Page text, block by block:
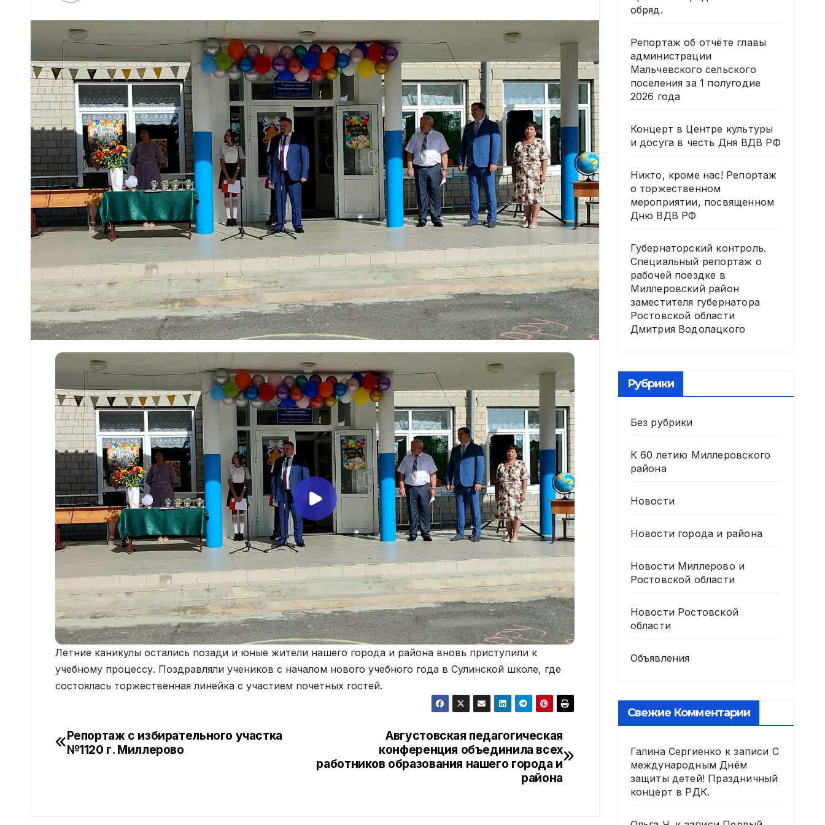
Летние каникулы остались позади и юные жители нашего города и района вновь приступили к
учебному процессу. Поздравляли учеников с началом нового учебного года в Сулинской школе, где
состоялась торжественная линейка с участием почетных гостей.
Навигация
Августовская педагогическая
конференция объединила всех
работников образования нашего города и
района
Репортаж с избирательного участка
№1120 г. Миллерово
обряд.
Репортаж об отчёте главы
администрации
Мальчевского сельского
поселения за 1 полугодие
2026 года
Концерт в Центре культуры
и досуга в честь Дня ВДВ РФ
Никто, кроме нас! Репортаж
о торжественном
мероприятии, посвященном
Дню ВДВ РФ
Губернаторский контроль.
Специальный репортаж о
рабочей поездке в
Миллеровский район
заместителя губернатора
Ростовской области
Дмитрия Водолацкого
Рубрики
Без рубрики
К 60 летию Миллеровского
района
Новости
Новости города и района
Новости Миллерово и
Ростовской области
Новости Ростовской
области
Объявления
Свежие Комментарии
Галина Сергиенко к записи С
международным Днём
защиты детей! Праздничный
концерт в РДК.